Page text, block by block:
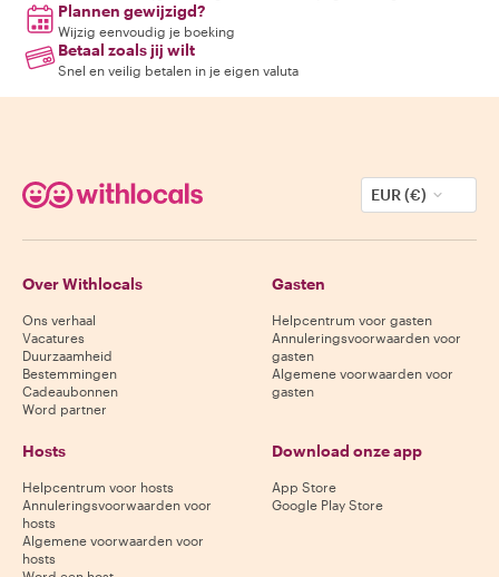
Plannen gewijzigd?
Wijzig eenvoudig je boeking
Betaal zoals jij wilt
Snel en veilig betalen in je eigen valuta
EUR (€)
Over Withlocals
Ons verhaal
Vacatures
Duurzaamheid
Bestemmingen
Cadeaubonnen
Word partner
Gasten
Helpcentrum voor gasten
Annuleringsvoorwaarden voor
gasten
Algemene voorwaarden voor
gasten
Hosts
Helpcentrum voor hosts
Annuleringsvoorwaarden voor
hosts
Algemene voorwaarden voor
hosts
Download onze app
App Store
Google Play Store